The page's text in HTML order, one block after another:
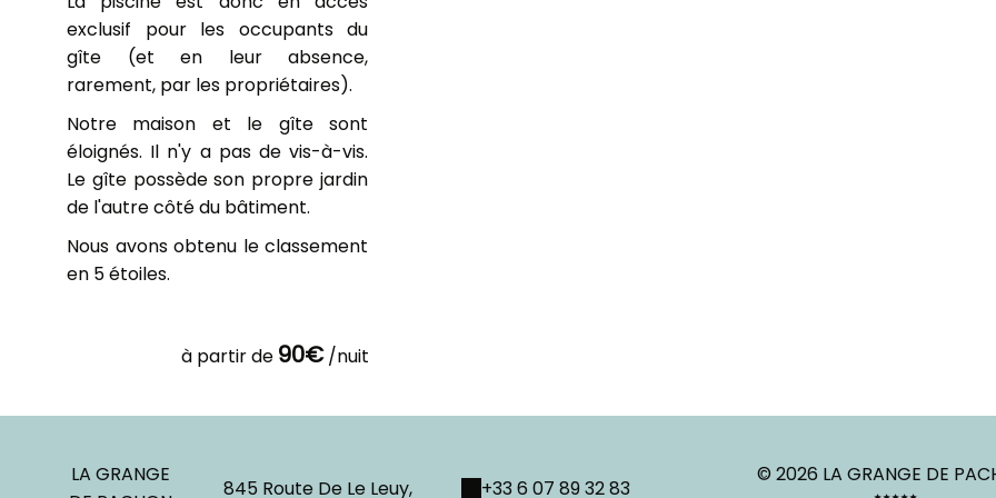
exclusif pour les occupants du
gîte (et en leur absence,
rarement, par les propriétaires).
Notre maison et le gîte sont
éloignés. Il n'y a pas de vis-à-vis.
Le gîte possède son propre jardin
de l'autre côté du bâtiment.
Nous avons obtenu le classement
en 5 étoiles.
à partir de 90€/nuit
LA GRANGE
845 Route De Le Leuy, +33 6 07 89 32 83
© 2026 LA GRANGE DE